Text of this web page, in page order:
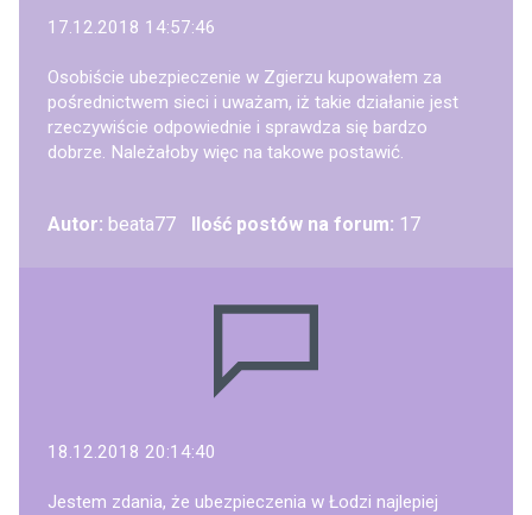
17.12.2018 14:57:46
Osobiście ubezpieczenie w Zgierzu kupowałem za
pośrednictwem sieci i uważam, iż takie działanie jest
rzeczywiście odpowiednie i sprawdza się bardzo
dobrze. Należałoby więc na takowe postawić.
Autor: beata77 Ilość postów na forum: 17
18.12.2018 20:14:40
Jestem zdania, że ubezpieczenia w Łodzi najlepiej